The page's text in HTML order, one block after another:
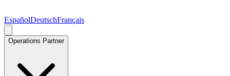
EspañolDeutschFrançais
Operations Partner